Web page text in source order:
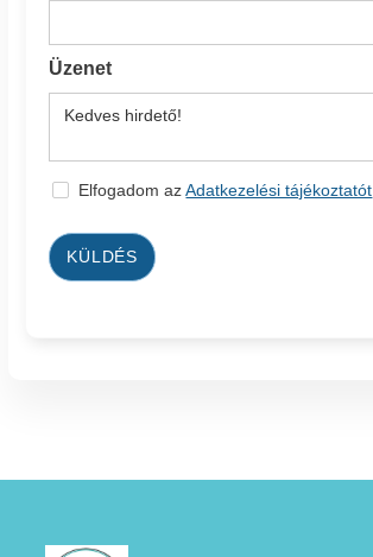
Üzenet
Elfogadom azAdatkezelési tájékoztatót
KÜLDÉS